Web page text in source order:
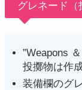
グレネード（
”Weapons
投擲物は作
装備欄のグ